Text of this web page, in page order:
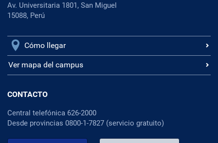
Av. Universitaria 1801, San Miguel
15088, Perú
Cómo llegar
Ver mapa del campus
CONTACTO
Central telefónica 626-2000
Desde provincias 0800-1-7827 (servicio gratuito)